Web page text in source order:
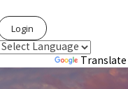
Login
Translate